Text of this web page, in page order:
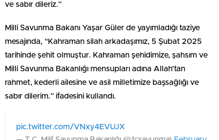
ve sabır dileriz.”
Milli Savunma Bakanı Yaşar Güler de yayımladığı taziye
mesajında, “Kahraman silah arkadaşımız, 5 Şubat 2025
tarihinde şehit olmuştur. Kahraman şehidimize, şahsım ve
Milli Savunma Bakanlığı mensupları adına Allah’tan
rahmet, kederli ailesine ve asil milletimize başsağlığı ve
sabır dilerim.” ifadesini kullandı.
pic.twitter.com/VNxy4EVUJX